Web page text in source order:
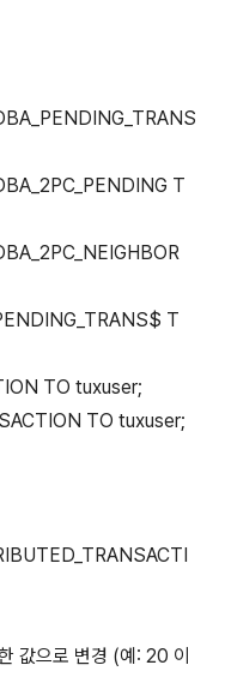
T
T
TO tuxuser;
TO tuxuser;
값으로 변경 (예: 20 이